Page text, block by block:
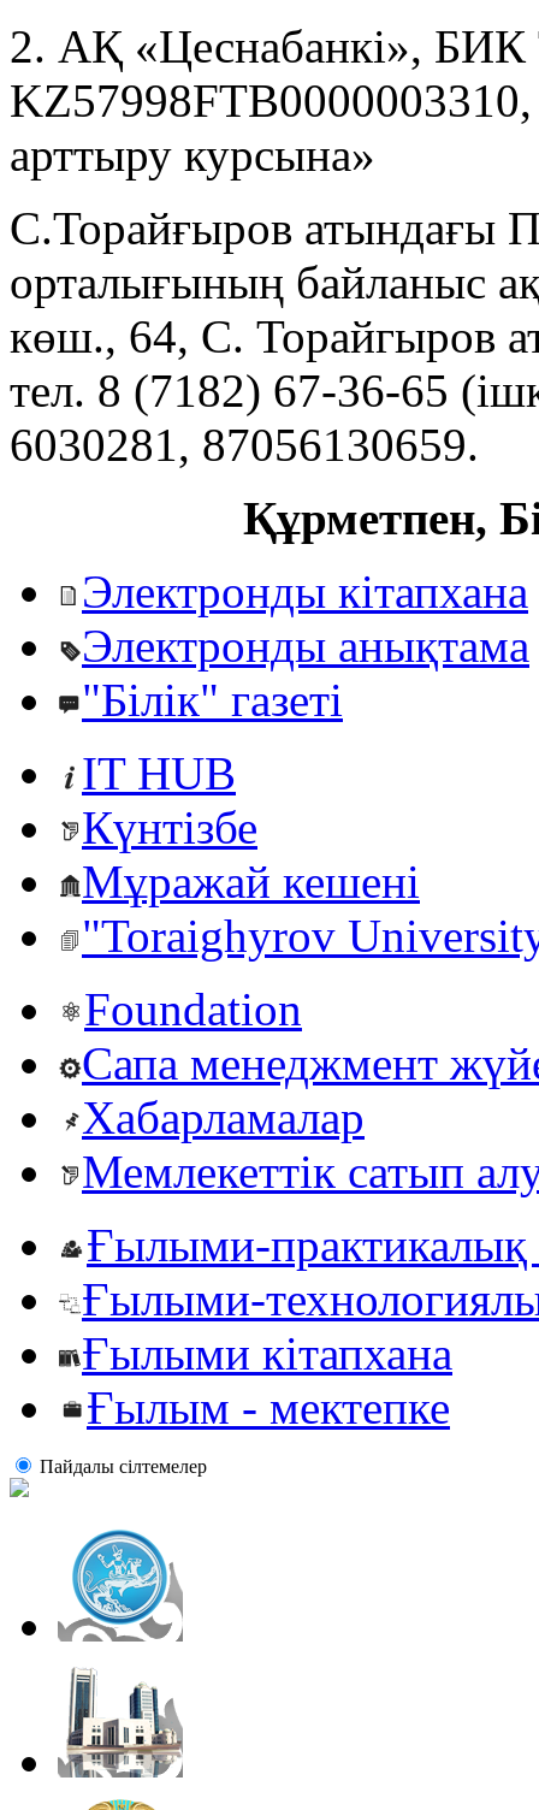
2. АҚ «Цеснабанкі»,
KZ57998FTB0000003310,
арттыру курсына»
С.Торайғыров атындағы
орталығының байланыс
көш., 64, С. Торайгыров
тел. 8 (7182) 67-36-65
6030281, 87056130659.
Құрметпен,
Электронды кітапхана
Электронды анықтама
"Білік" газеті
IT HUB
Күнтізбе
Мұражай кешені
"Toraighyrov
Foundation
Сапа менеджмент
Хабарламалар
Мемлекеттік сатып
Ғылыми-практикалық
Ғылыми-
Ғылыми кітапхана
Ғылым - мектепке
Пайдалы сiлтемелер